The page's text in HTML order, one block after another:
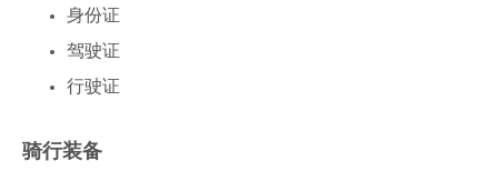
身份证
驾驶证
行驶证
骑行装备